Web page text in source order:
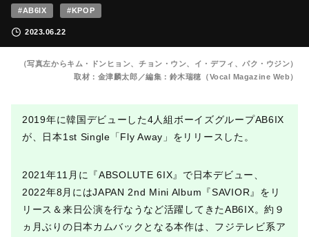
#AB6IX #KPOP
2023.06.22
（写真左からキム・ドンヒョン、チョン・ウン、イ・デフィ、パク・ウジン）
取材：金津麟太郎／編集：鈴木瑞穂（Vocal Magazine Web）
2019年に韓国デビューした4人組ボーイズグループAB6IX
が、日本1st Single「Fly Away」をリリースした。
2021年11月に『ABSOLUTE 6IX』で日本デビュー、
2022年8月にはJAPAN 2nd Mini Album『SAVIOR』をリ
リース＆来日公演を行なうなど活躍してきたAB6IX。約９
ヵ月ぶりの日本カムバックとなる本作は、フジテレビ系ア